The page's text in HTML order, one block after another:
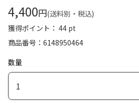
4,400円(送料別・税込)
獲得ポイント： 44 pt
商品番号
6148950464
数量
1